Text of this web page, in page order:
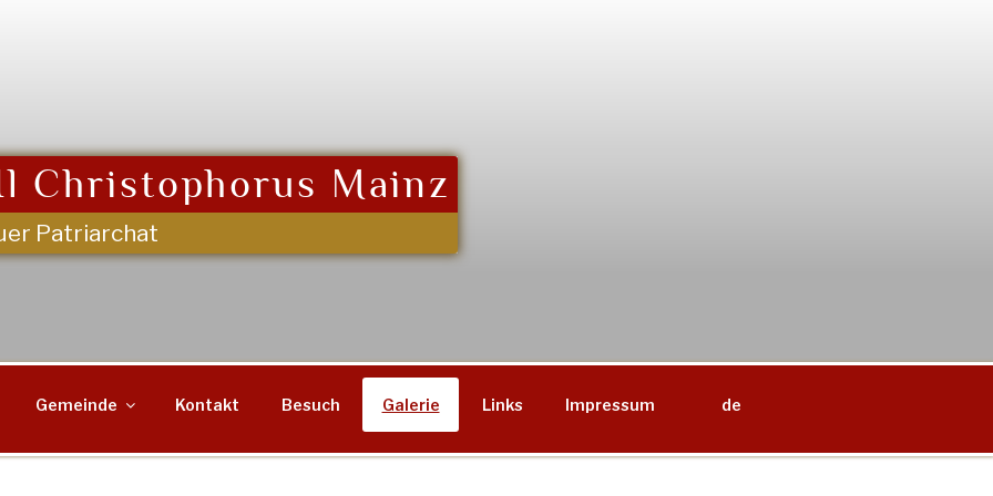
Christophorus Mainz
Patriarchat
Gemeinde Kontakt Besuch Galerie Links Impressum de